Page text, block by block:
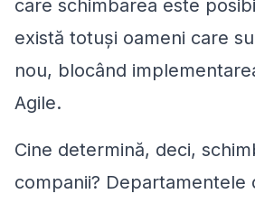
care schimbarea este
există totuși oameni care
nou, blocând
Agile.
Cine determină, deci,
companii? Departamentele